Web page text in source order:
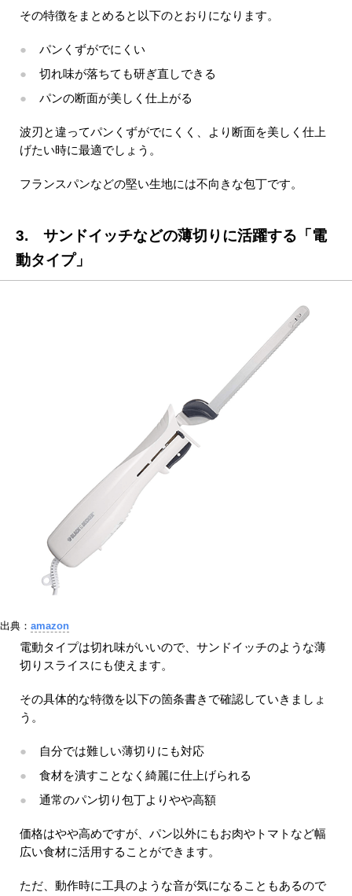
その特徴をまとめると以下のとおりになります。
パンくずがでにくい
切れ味が落ちても研ぎ直しできる
パンの断面が美しく仕上がる
波刃と違ってパンくずがでにくく、より断面を美しく仕上
げたい時に最適でしょう。
フランスパンなどの堅い生地には不向きな包丁です。
3. サンドイッチなどの薄切りに活躍する「電
動タイプ」
出典： amazon
電動タイプは切れ味がいいので、サンドイッチのような薄
切りスライスにも使えます。
その具体的な特徴を以下の箇条書きで確認していきましょ
う。
自分では難しい薄切りにも対応
食材を潰すことなく綺麗に仕上げられる
通常のパン切り包丁よりやや高額
価格はやや高めですが、パン以外にもお肉やトマトなど幅
広い食材に活用することができます。
ただ、動作時に工具のような音が気になることもあるので